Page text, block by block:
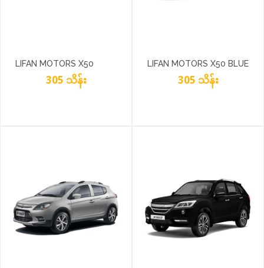
LIFAN MOTORS X50
305 သိန်း
LIFAN MOTORS X50 BLUE
305 သိန်း